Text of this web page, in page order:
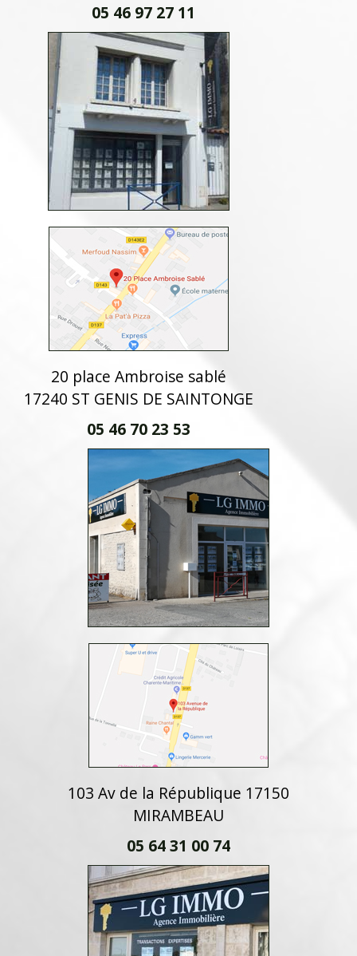
05 46 97 27 11
20 place Ambroise sablé
17240 ST GENIS DE SAINTONGE
05 46 70 23 53
103 Av de la République 17150
MIRAMBEAU
05 64 31 00 74